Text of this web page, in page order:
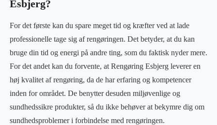
Esbjerg?
For det første kan du spare meget tid og kræfter ved at lade
professionelle tage sig af rengøringen. Det betyder, at du kan
bruge din tid og energi på andre ting, som du faktisk nyder mere.
For det andet kan du forvente, at Rengøring Esbjerg leverer en
høj kvalitet af rengøring, da de har erfaring og kompetencer
inden for området. De benytter desuden miljøvenlige og
sundhedssikre produkter, så du ikke behøver at bekymre dig om
sundhedsproblemer i forbindelse med rengøringen.